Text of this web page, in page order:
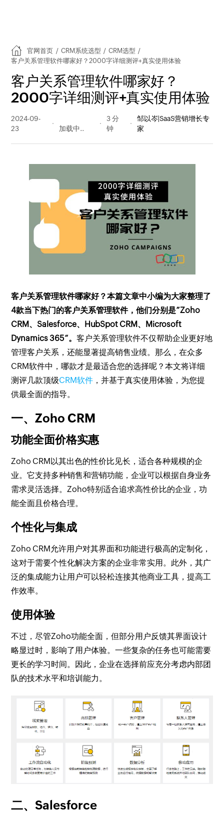
官网首页 / CRM系统选型 / CRM选型 /
客户关系管理软件哪家好？2000字详细测评+真实使用体验
客户关系管理软件哪家好？
2000字详细测评+真实使用体验
2024-09-
23
量
3 分
钟
邹以岑|SaaS营销增长专
家
客户关系管理软件哪家好？本篇文章中小编为大家整理了
4款当下热门的客户关系管理软件，他们分别是”Zoho
CRM、Salesforce、HubSpot CRM、Microsoft
Dynamics 365“。客户关系管理软件不仅帮助企业更好地
管理客户关系，还能显著提高销售业绩。那么，在众多
CRM软件中，哪款才是最适合您的选择呢？本文将详细
测评几款顶级CRM软件 ，并基于真实使用体验，为您提
供最全面的指导。
一、Zoho CRM
功能全面价格实惠
Zoho CRM以其出色的性价比见长，适合各种规模的企
业。它支持多种销售和营销功能，企业可以根据自身业务
需求灵活选择。Zoho特别适合追求高性价比的企业，功
能全面且价格合理。
个性化与集成
Zoho CRM允许用户对其界面和功能进行极高的定制化，
这对于需要个性化解决方案的企业非常实用。此外，其广
泛的集成能力让用户可以轻松连接其他商业工具，提高工
作效率。
使用体验
不过，尽管Zoho功能全面，但部分用户反馈其界面设计
略显过时，影响了用户体验。一些复杂的任务也可能需要
更长的学习时间。因此，企业在选择前应充分考虑内部团
队的技术水平和培训能力。
二、Salesforce